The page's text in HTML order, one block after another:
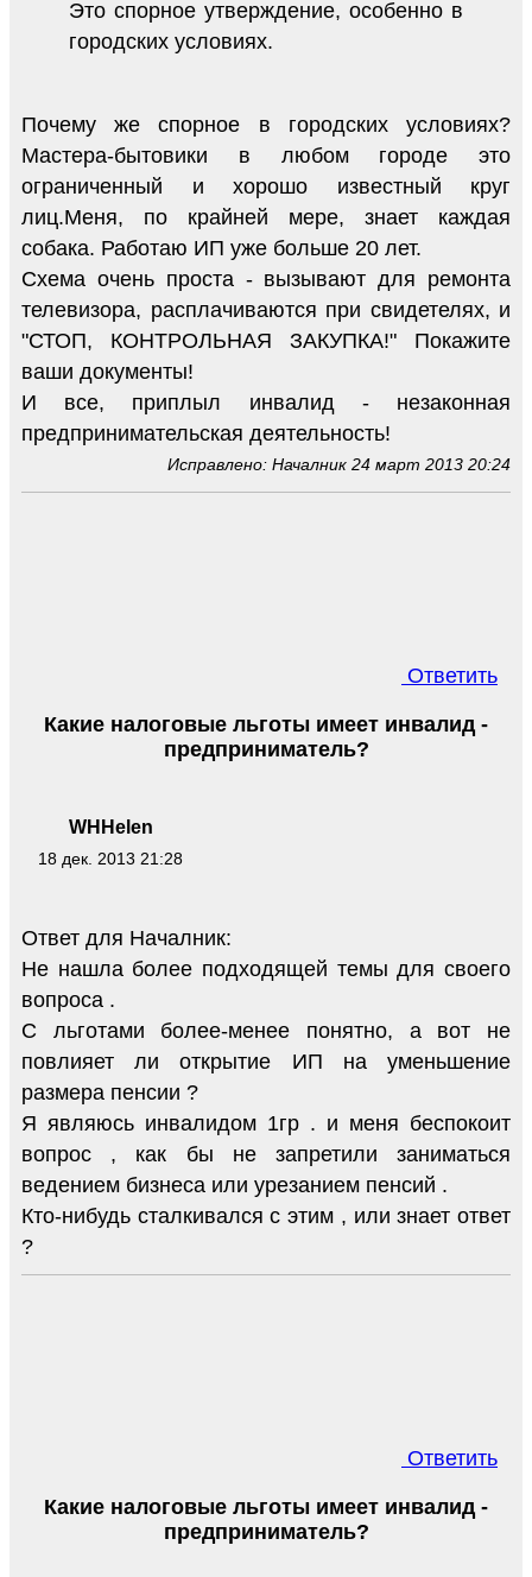
Это спорное утверждение, особенно в
городских условиях.
Почему же спорное в городских условиях?
Мастера-бытовики в любом городе это
ограниченный и хорошо известный круг
лиц.Меня, по крайней мере, знает каждая
собака. Работаю ИП уже больше 20 лет.
Схема очень проста - вызывают для ремонта
телевизора, расплачиваются при свидетелях, и
"СТОП, КОНТРОЛЬНАЯ ЗАКУПКА!" Покажите
ваши документы!
И все, приплыл инвалид - незаконная
предпринимательская деятельность!
Исправлено: Началник 24 март 2013 20:24
Ответить
WHHelen
18 дек. 2013 21:28
Какие налоговые льготы имеет инвалид -
предприниматель?
Ответ для Началник:
Не нашла более подходящей темы для своего
вопроса .
С льготами более-менее понятно, а вот не
повлияет ли открытие ИП на уменьшение
размера пенсии ?
Я являюсь инвалидом 1гр . и меня беспокоит
вопрос , как бы не запретили заниматься
ведением бизнеса или урезанием пенсий .
Кто-нибудь сталкивался с этим , или знает ответ
?
Ответить
Какие налоговые льготы имеет инвалид -
предприниматель?